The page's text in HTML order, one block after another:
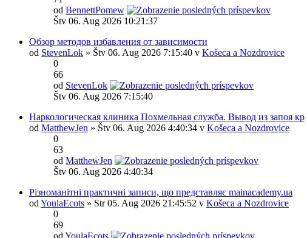
od BennettPomew
Štv 06. Aug 2026 10:21:37
Обзор методов избавления от зависимости
od StevenLok » Štv 06. Aug 2026 7:15:40 v Košeca a Nozdrovice
0
66
od StevenLok
Štv 06. Aug 2026 7:15:40
Наркологическая клиника Похмельная служба. Вывод из запоя кр
od MatthewJen » Štv 06. Aug 2026 4:40:34 v Košeca a Nozdrovice
0
63
od MatthewJen
Štv 06. Aug 2026 4:40:34
Різноманітні практичні записи, що представляє mainacademy.ua
od YoulaEcots » Str 05. Aug 2026 21:45:52 v Košeca a Nozdrovice
0
69
od YoulaEcots